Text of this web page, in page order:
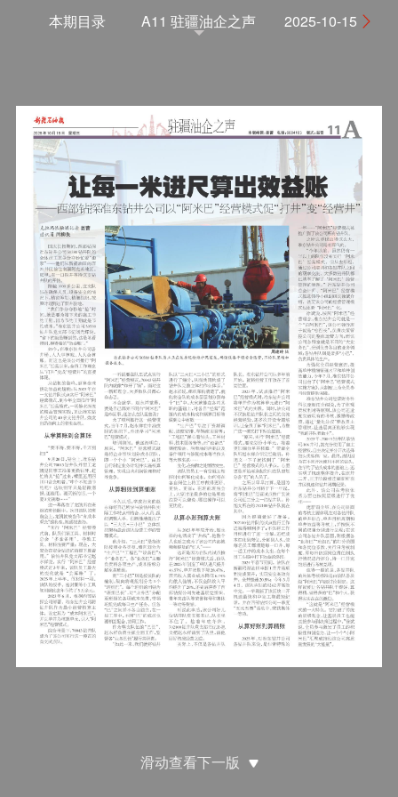
滑动查看下一版
本期目录 A11 驻疆油企之声 2025-10-15